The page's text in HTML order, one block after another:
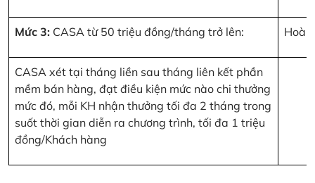
Mức 3: CASA từ 50 triệu đồng/tháng trở lên:
CASA xét tại tháng liền sau tháng liên kết phần
mềm bán hàng, đạt điều kiện mức nào chi thưởng
mức đó, mỗi KH nhận thưởng tối đa 2 tháng trong
suốt thời gian diễn ra chương trình, tối đa 1 triệu
đồng/Khách hàng